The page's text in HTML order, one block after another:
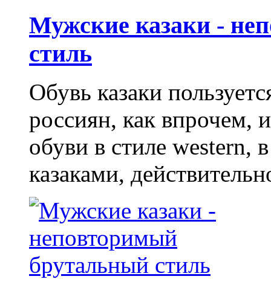
Мужские казаки -
стиль
Обувь казаки
россиян, как впрочем,
обуви в стиле western,
казаками,